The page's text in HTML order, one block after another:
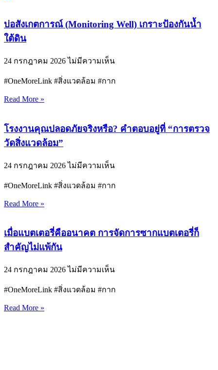
บ่อสังเกตการณ์ (Monitoring Well) เกราะป้องกันน้ำ
ใต้ดิน
24 กรกฎาคม 2026ไม่มีความเห็น
#OneMoreLink #สิ่งแวดล้อม #กาก
Read More »
โรงงานคุณปลอดภัยจริงหรือ? คำตอบอยู่ที่ “การตรวจ
วัดสิ่งแวดล้อม”
24 กรกฎาคม 2026ไม่มีความเห็น
#OneMoreLink #สิ่งแวดล้อม #กาก
Read More »
เมื่อแบตเตอรี่คืออนาคต การจัดการซากแบตเตอรี่ก็
สำคัญไม่แพ้กัน
24 กรกฎาคม 2026ไม่มีความเห็น
#OneMoreLink #สิ่งแวดล้อม #กาก
Read More »